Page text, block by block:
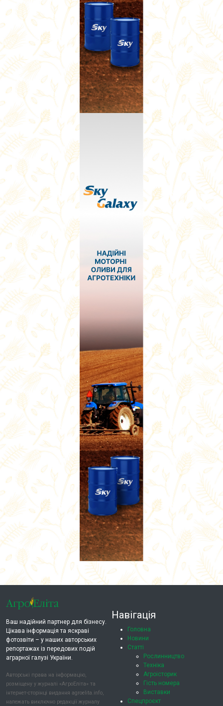
Ваш надійний партнер для бізнесу.
Цікава інформація та яскраві
фотозвіти – у наших авторських
репортажах із передових подій
аграрної галузі України.
Авторські права на інформацію,
розміщену у журналі «АгроЕліта» та
інтернет-сторінці видання agroelita.info,
належать виключно редакції журналу
Навігація
Головна
Новини
Статті
Рослинництво
Техніка
Агроісторик
Гість номера
Виставки
Спецпроєкт